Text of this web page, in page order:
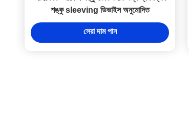
শঙ্কু sleeving ডিভাইস অনুমোদিত
সেরা দাম পান